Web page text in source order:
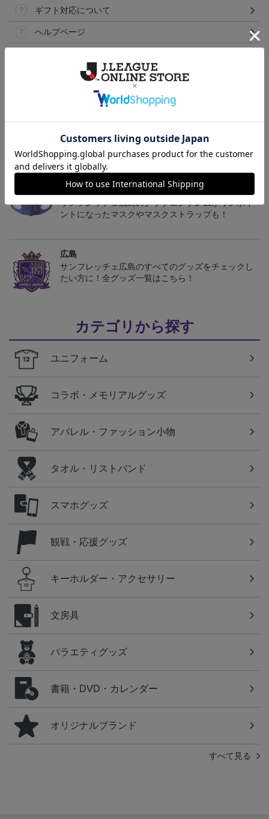
ギフト対応について
ヘルプページ
サンフレッチェ広島の2022ユニフォームを着て試合
を応援しよう！
広島
サンフレッチェ広島のクラブエンブレムがワンポイ
ントになったマスクやマスクストラップも！
広島
サンフレッチェ広島のすべてのグッズをチェックし
たい方に！全グッズ一覧はこちら！
カテゴリから探す
ユニフォーム
コラボ・メモリアルグッズ
アパレル・ファッション小物
タオル・リストバンド
スマホグッズ
観戦・応援グッズ
キーホルダー・アクセサリー
文房具
バラエティグッズ
書籍・DVD・カレンダー
オリジナルブランド
すべて見る